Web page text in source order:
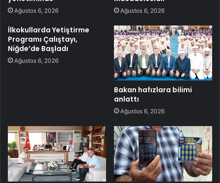
Ağustos 6, 2026 Ağustos 6, 2026
İlkokullarda Yetiştirme
Programı Çalıştayı,
Niğde’de Başladı
Ağustos 6, 2026
Bakan hafızlara bilimi
anlattı
Ağustos 6, 2026